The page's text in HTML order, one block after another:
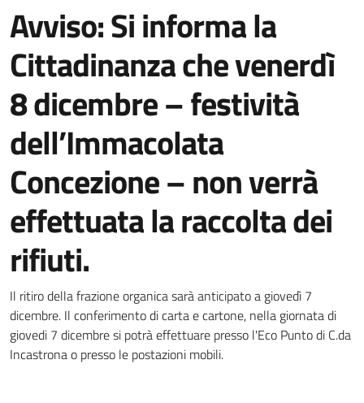
Avviso: Si informa la
Cittadinanza che venerdì
8 dicembre – festività
dell’Immacolata
Concezione – non verrà
effettuata la raccolta dei
rifiuti.
Dettagli della notizia
Il ritiro della frazione organica sarà anticipato a giovedì 7
dicembre. Il conferimento di carta e cartone, nella giornata di
giovedi 7 dicembre si potrà effettuare presso l'Eco Punto di C.da
Incastrona o presso le postazioni mobili.